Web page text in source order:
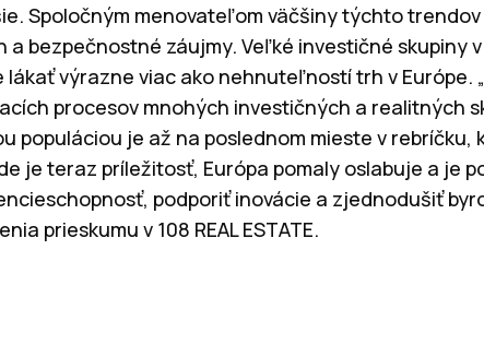
Spoločným menovateľom väčšiny týchto
bezpečnostné záujmy. Veľké investičné skupiny
výrazne viac ako nehnuteľností trh v Európe.
procesov mnohých investičných a realitných
populáciou je až na poslednom mieste v rebríčku,
je teraz príležitosť, Európa pomaly oslabuje a je
podporiť inovácie a zjednodušiť
prieskumu v 108 REAL ESTATE.